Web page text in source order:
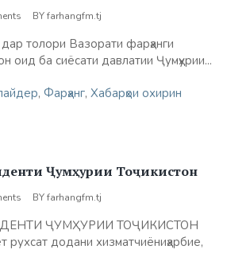
BYfarhangfm.tj
толори Вазорати фарҳанги
оид ба сиёсати давлатии Ҷумҳурии...
, Фарҳанг, Хабарҳои охирин
Ҷумҳурии Тоҷикистон
BYfarhangfm.tj
ҶУМҲУРИИ ТОҶИКИСТОН
рухсат додани хизматчиёниҳарбие,